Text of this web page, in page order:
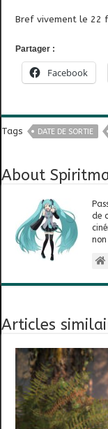
Bref vivement le 22
Partager :
Facebook
Tags DATE DE SORTIE
About
de
Articles